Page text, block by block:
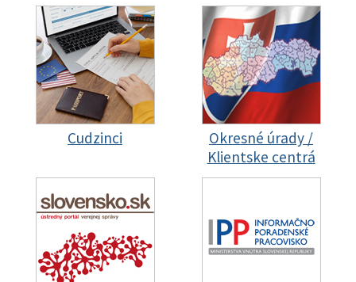
Cudzinci
Okresné úrady /
Klientske centrá